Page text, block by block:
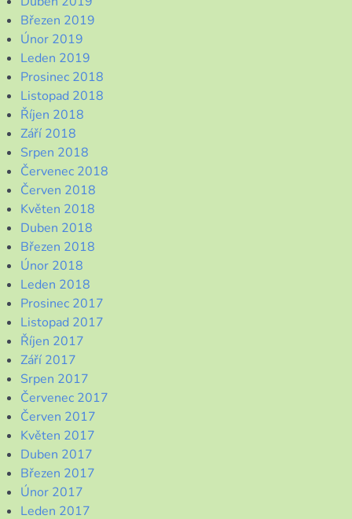
Březen 2019
Únor 2019
Leden 2019
Prosinec 2018
Listopad 2018
Říjen 2018
Září 2018
Srpen 2018
Červenec 2018
Červen 2018
Květen 2018
Duben 2018
Březen 2018
Únor 2018
Leden 2018
Prosinec 2017
Listopad 2017
Říjen 2017
Září 2017
Srpen 2017
Červenec 2017
Červen 2017
Květen 2017
Duben 2017
Březen 2017
Únor 2017
Leden 2017